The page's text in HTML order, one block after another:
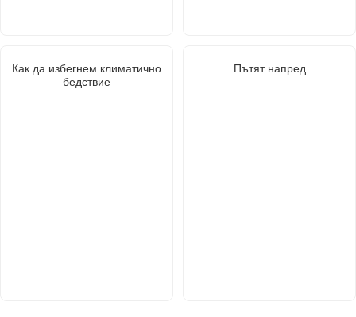
Как да избегнем климатично
бедствие
Пътят напред